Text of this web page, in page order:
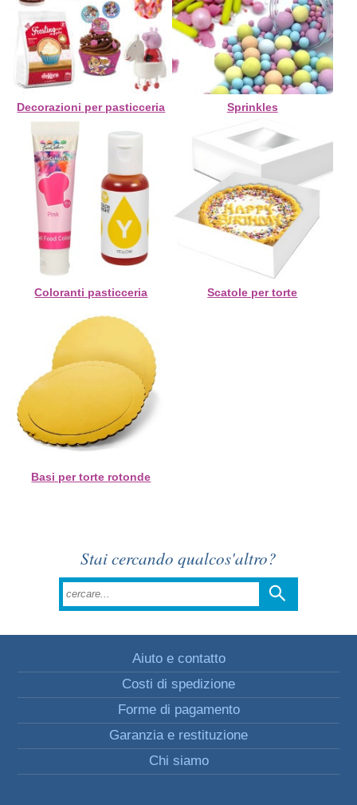
Decorazioni per pasticceria Sprinkles
Coloranti pasticceria Scatole per torte
Basi per torte rotonde
Stai cercando qualcos'altro?
Aiuto e contatto
Costi di spedizione
Forme di pagamento
Garanzia e restituzione
Chi siamo